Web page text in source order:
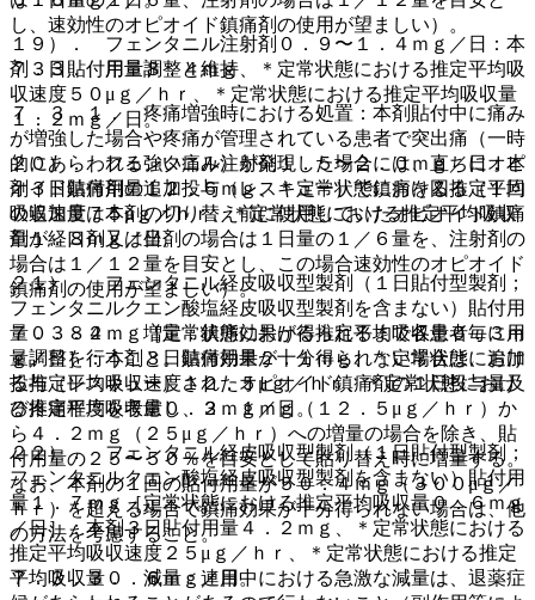
し、速効性のオピオイド鎮痛剤の使用が望ましい）。
７．３． 用量調整と維持
７．３．１． 疼痛増強時における処置：本剤貼付中に痛み
が増強した場合や疼痛が管理されている患者で突出痛（一時
的にあらわれる強い痛み）が発現した場合には、直ちにオピ
オイド鎮痛剤の追加投与（レスキュー）で鎮痛を図る（１回
の追加量は本剤の切り替え前に使用していたオピオイド鎮痛
剤が経口剤又は坐剤の場合は１日量の１／６量を、注射剤の
場合は１／１２量を目安とし、この場合速効性のオピオイド
鎮痛剤の使用が望ましい）。
７．３．２． 増量：鎮痛効果が得られるまで各患者毎に用
量調整を行うこと。鎮痛効果が十分得られない場合は、追加
投与（レスキュー）されたオピオイド鎮痛剤の１日投与量及
び疼痛程度を考慮し、２．１ｍｇ（１２．５μｇ／ｈｒ）か
ら４．２ｍｇ（２５μｇ／ｈｒ）への増量の場合を除き、貼
付用量の２５〜５０％を目安として貼り替え時に増量する。
なお、本剤の１回の貼付用量が５０．４ｍｇ（３００μｇ／
ｈｒ）を超える場合で鎮痛効果が十分得られない場合は、他
の方法を考慮すること。
７．３．３． 減量：連用中における急激な減量は、退薬症
１９）． フェンタニル注射剤０．９〜１．４ｍｇ／日：本
剤３日貼付用量８．４ｍｇ、＊定常状態における推定平均吸
収速度５０μｇ／ｈｒ、＊定常状態における推定平均吸収量
１．２ｍｇ／日。
２０）． フェンタニル注射剤１．５〜２．０ｍｇ／日：本
剤３日貼付用量１２．６ｍｇ、＊定常状態における推定平均
吸収速度７５μｇ／ｈｒ、＊定常状態における推定平均吸収
量１．８ｍｇ／日。
２１）． フェンタニル経皮吸収型製剤（１日貼付型製剤；
フェンタニルクエン酸塩経皮吸収型製剤を含まない）貼付用
量０．８４ｍｇ［定常状態における推定平均吸収量０．３ｍ
ｇ／日］：本剤３日貼付用量２．１ｍｇ、＊定常状態におけ
る推定平均吸収速度１２．５μｇ／ｈｒ、＊定常状態におけ
る推定平均吸収量０．３ｍｇ／日。
２２）． フェンタニル経皮吸収型製剤（１日貼付型製剤；
フェンタニルクエン酸塩経皮吸収型製剤を含まない）貼付用
量１．７ｍｇ［定常状態における推定平均吸収量０．６ｍｇ
／日］：本剤３日貼付用量４．２ｍｇ、＊定常状態における
推定平均吸収速度２５μｇ／ｈｒ、＊定常状態における推定
平均吸収量０．６ｍｇ／日。